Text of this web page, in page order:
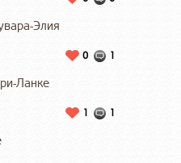
Элия
1
0
Ланке
1
1